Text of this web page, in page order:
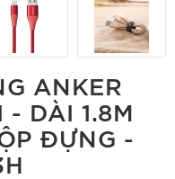
ANKER
- DÀI 1.8M
ĐỰNG -